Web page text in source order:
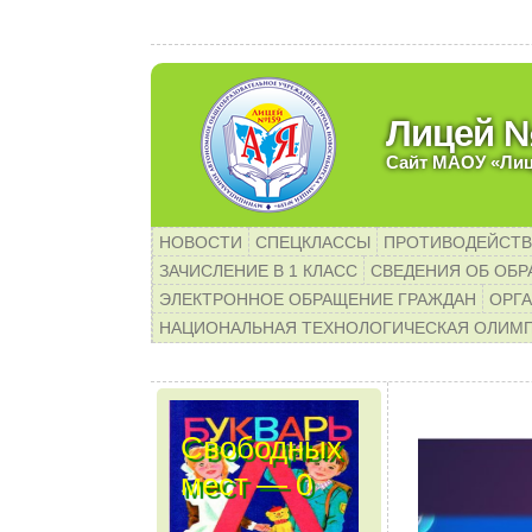
Лицей
Сайт МАОУ
НОВОСТИ СПЕЦКЛАССЫ
ЗАЧИСЛЕНИЕ В 1 КЛАСС
СВЕДЕНИЯ ОБ
ЭЛЕКТРОННОЕ ОБРАЩЕНИЕ ГРАЖДАН
НАЦИОНАЛЬНАЯ ТЕХНОЛОГИЧЕСКАЯ
Свободных
мест — 0